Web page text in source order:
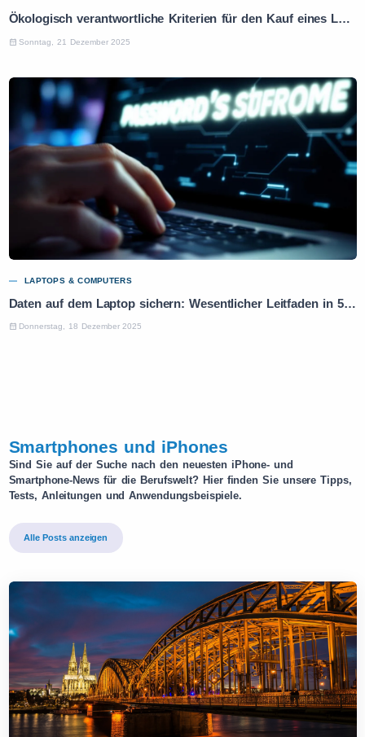
Ökologisch verantwortliche Kriterien für den Kauf eines Laptops: Praktischer Leitfaden
Sonntag, 21 Dezember 2025
LAPTOPS & COMPUTERS
Daten auf dem Laptop sichern: Wesentlicher Leitfaden in 5 Schritten
Donnerstag, 18 Dezember 2025
Smartphones und iPhones
Sind Sie auf der Suche nach den neuesten iPhone- und
Smartphone-News für die Berufswelt? Hier finden Sie unsere Tipps,
Tests, Anleitungen und Anwendungsbeispiele.
Alle Posts anzeigen